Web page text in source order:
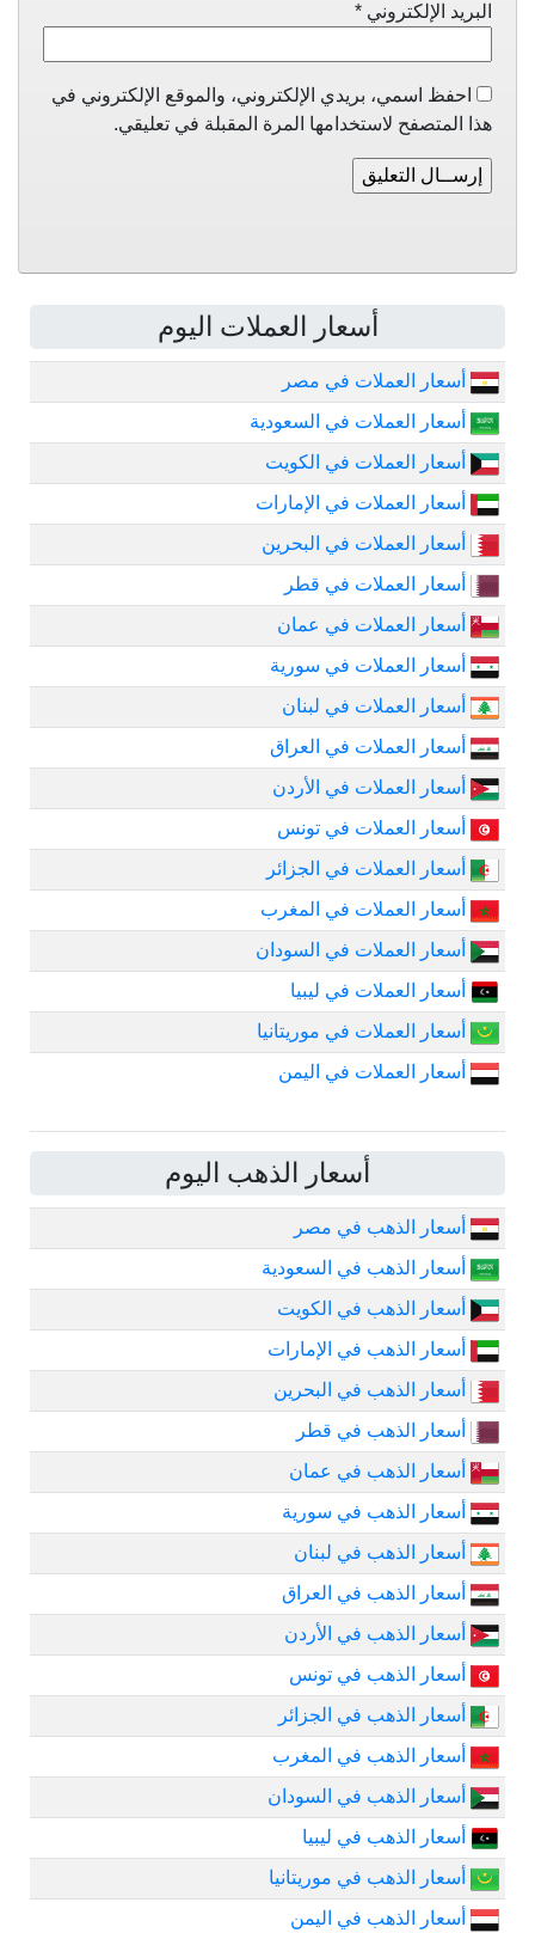
البريد الإلكتروني *
احفظ اسمي، بريدي الإلكتروني، والموقع الإلكتروني في
هذا المتصفح لاستخدامها المرة المقبلة في تعليقي.
أسعار العملات اليوم
أسعار العملات في مصر
أسعار العملات في السعودية
أسعار العملات في الكويت
أسعار العملات في الإمارات
أسعار العملات في البحرين
أسعار العملات في قطر
أسعار العملات في عمان
أسعار العملات في سورية
أسعار العملات في لبنان
أسعار العملات في العراق
أسعار العملات في الأردن
أسعار العملات في تونس
أسعار العملات في الجزائر
أسعار العملات في المغرب
أسعار العملات في السودان
أسعار العملات في ليبيا
أسعار العملات في موريتانيا
أسعار العملات في اليمن
أسعار الذهب اليوم
أسعار الذهب في مصر
أسعار الذهب في السعودية
أسعار الذهب في الكويت
أسعار الذهب في الإمارات
أسعار الذهب في البحرين
أسعار الذهب في قطر
أسعار الذهب في عمان
أسعار الذهب في سورية
أسعار الذهب في لبنان
أسعار الذهب في العراق
أسعار الذهب في الأردن
أسعار الذهب في تونس
أسعار الذهب في الجزائر
أسعار الذهب في المغرب
أسعار الذهب في السودان
أسعار الذهب في ليبيا
أسعار الذهب في موريتانيا
أسعار الذهب في اليمن